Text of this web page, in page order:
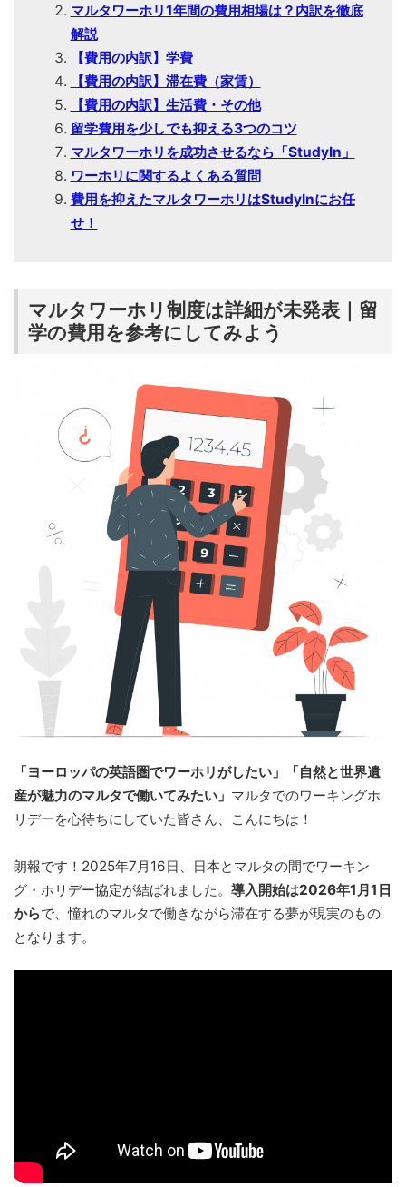
マルタワーホリ1年間の費用相場は？内訳を徹底
解説
【費用の内訳】学費
【費用の内訳】滞在費（家賃）
【費用の内訳】生活費・その他
留学費用を少しでも抑える3つのコツ
マルタワーホリを成功させるなら「StudyIn」
ワーホリに関するよくある質問
費用を抑えたマルタワーホリはStudyInにお任
せ！
マルタワーホリ制度は詳細が未発表｜留
学の費用を参考にしてみよう
「ヨーロッパの英語圏でワーホリがしたい」「自然と世界遺
産が魅力のマルタで働いてみたい」 マルタでのワーキングホ
リデーを心待ちにしていた皆さん、こんにちは！
朗報です！2025年7月16日、日本とマルタの間でワーキン
グ・ホリデー協定が結ばれました。 導入開始は2026年1月1日
からで、憧れのマルタで働きながら滞在する夢が現実のもの
となります。